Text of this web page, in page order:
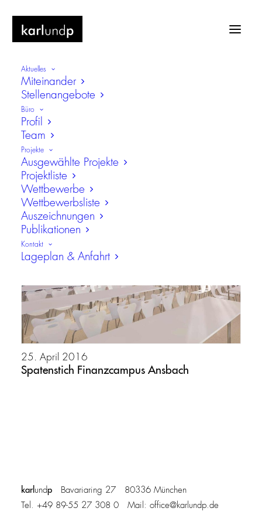
Aktuelles
Miteinander
Stellenangebote
Büro
Profil
Team
Projekte
Ausgewählte Projekte
Projektliste
Wettbewerbe
Wettbewerbsliste
Auszeichnungen
Publikationen
Kontakt
Lageplan & Anfahrt
Landesfinanzschule Bayern
25. April 2016
Spatenstich Finanzcampus Ansbach
karl undp Bavariaring 27 80336 München
Tel. +49 89-55 27 308 0 Mail: office@karlundp.de